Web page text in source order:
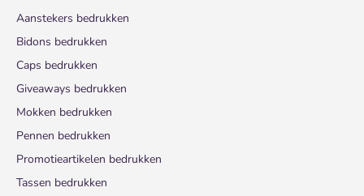
Aanstekers bedrukken
Bidons bedrukken
Caps bedrukken
Giveaways bedrukken
Mokken bedrukken
Pennen bedrukken
Promotieartikelen bedrukken
Tassen bedrukken